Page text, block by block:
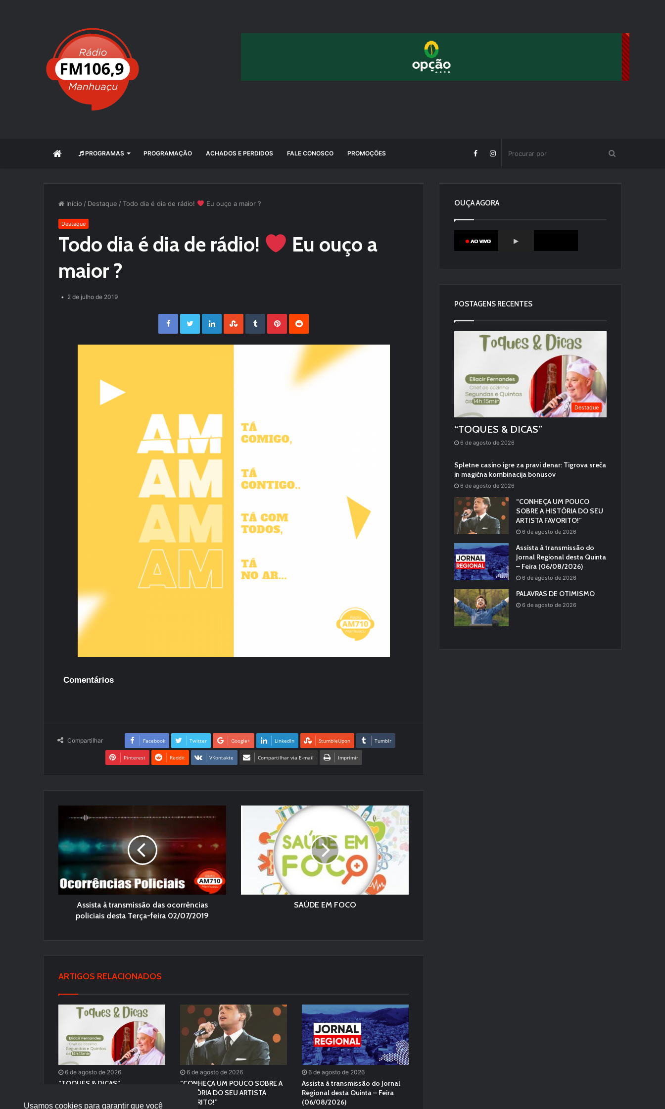
Usamos cookies para garantir que você
INÍCIO PROGRAMAS PROGRAMAÇÃO ACHADOS E PERDIDOS FALE CONOSCO PROMOÇÕES
Início / Destaque /Todo dia é dia de rádio! Eu ouço a maior ?
Destaque
Todo dia é dia de rádio!
Eu ouço a
maior ?
2 de julho de 2019
Facebook Twitter LinkedIn StumbleUpon Tumblr Pinterest
Comentários
Compartilhar Facebook Twitter Google+ LinkedIn StumbleUpon Tumblr
Pinterest Reddit VKontakte Compartilhar via E-mail Imprimir
Assista à transmissão das ocorrências
policiais desta Terça-feira 02/07/2019
SAÚDE EM FOCO
ARTIGOS RELACIONADOS
6 de agosto de 2026
“TOQUES & DICAS”
6 de agosto de 2026
“CONHEÇA UM POUCO SOBRE A
HISTÓRIA DO SEU ARTISTA
FAVORITO!”
6 de agosto de 2026
Assista à transmissão do Jornal
Regional desta Quinta – Feira
(06/08/2026)
OUÇA AGORA
POSTAGENS RECENTES
Destaque
“TOQUES & DICAS”
6 de agosto de 2026
Spletne casino igre za pravi denar: Tigrova sreča
in magična kombinacija bonusov
6 de agosto de 2026
“CONHEÇA UM POUCO
SOBRE A HISTÓRIA DO SEU
ARTISTA FAVORITO!”
6 de agosto de 2026
Assista à transmissão do
Jornal Regional desta Quinta
– Feira (06/08/2026)
6 de agosto de 2026
PALAVRAS DE OTIMISMO
6 de agosto de 2026